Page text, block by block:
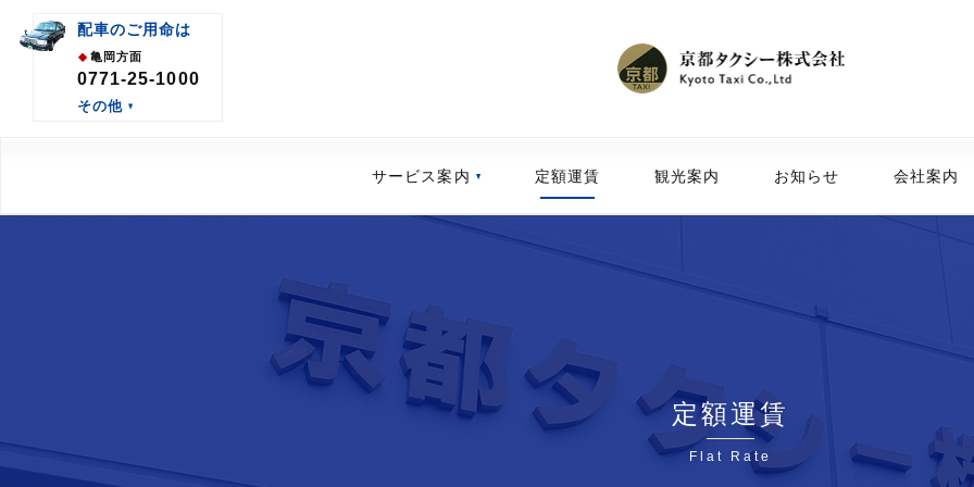
サービス案内 定額運賃 観光案内 お知らせ 会社案内
配車のご用命は
亀岡方面
0771-25-1000
その他
定額運賃
Flat Rate